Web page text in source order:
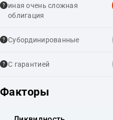
иная очень сложная
облигация
Cубординированные
С гарантией
Факторы